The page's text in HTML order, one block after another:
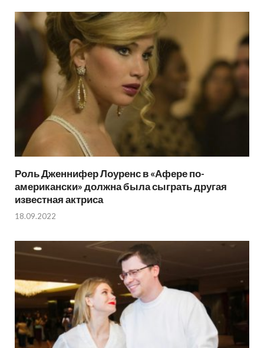
Роль Дженнифер Лоуренс в «Афере по-
американски» должна была сыграть другая
известная актриса
18.09.2022